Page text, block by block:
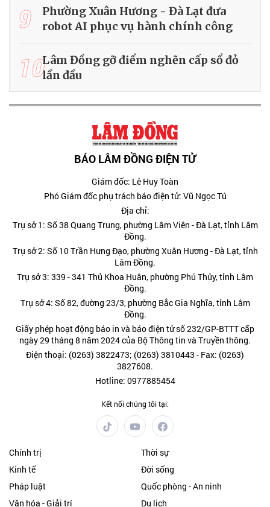
9
Phường Xuân Hương - Đà Lạt đưa
robot AI phục vụ hành chính công
10Lâm Đồng gỡ điểm nghẽn cấp sổ đỏ
lần đầu
BÁO LÂM ĐỒNG ĐIỆN TỬ
Giám đốc: Lê Huy Toàn
Phó Giám đốc phụ trách báo điện tử: Vũ Ngọc Tú
Địa chỉ:
Trụ sở 1: Số 38 Quang Trung, phường Lâm Viên - Đà Lạt, tỉnh Lâm
Đồng.
Trụ sở 2: Số 10 Trần Hưng Đạo, phường Xuân Hương - Đà Lạt, tỉnh
Lâm Đồng.
Trụ sở 3: 339 - 341 Thủ Khoa Huân, phường Phú Thủy, tỉnh Lâm
Đồng.
Trụ sở 4: Số 82, đường 23/3, phường Bắc Gia Nghĩa, tỉnh Lâm
Đồng.
Giấy phép hoạt động báo in và báo điện tử số 232/GP-BTTT cấp
ngày 29 tháng 8 năm 2024 của Bộ Thông tin và Truyền thông.
Điện thoại: (0263) 3822473; (0263) 3810443 - Fax: (0263)
3827608.
Hotline: 0977885454
Kết nối chúng tôi tại:
Chính trị
Thời sự
Kinh tế
Đời sống
Pháp luật
Quốc phòng - An ninh
Văn hóa - Giải trí
Du lịch